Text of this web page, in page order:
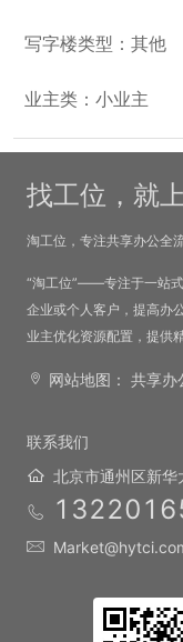
写字楼类型：其他
业主类：小业主
找工位，就
淘工位，专注共享办公全
“淘工位”——专注于一站
企业或个人客户，提高办
业主优化资源配置，提供
网站地图： 共享办
联系我们
北京市通州区新